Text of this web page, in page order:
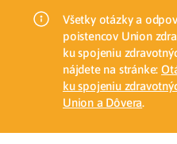
Všetky otázky a
poistencov Union
ku spojeniu
nájdete na stránke:
ku spojeniu
Union a Dôvera.